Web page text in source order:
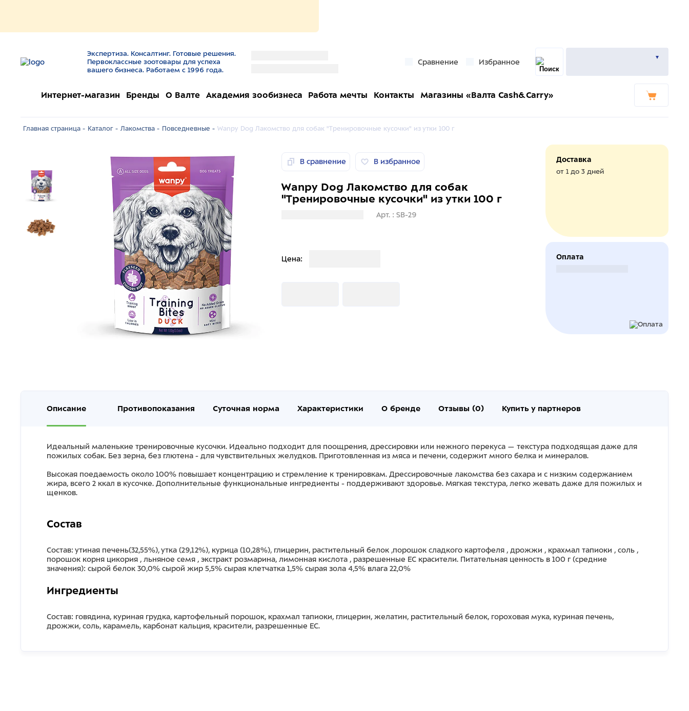
Экспертиза. Консалтинг. Готовые решения.
Первоклассные зоотовары для успеха
вашего бизнеса. Работаем с 1996 года.
Сравнение Избранное
Интернет-магазин Бренды О Валте Академия зообизнеса Работа мечты Контакты Магазины «Валта Cash&Carry»
Главная страница - Каталог - Лакомства - Повседневные - Wanpy Dog Лакомство для собак "Тренировочные кусочки" из утки 100 г
В сравнение В избранное
Wanpy Dog Лакомство для собак
"Тренировочные кусочки" из утки 100 г
Арт. : SB-29
Цена:
Доставка
от 1 до 3 дней
Оплата
Описание Противопоказания Суточная норма Характеристики О бренде Отзывы (0) Купить у партнеров
Идеальный маленькие тренировочные кусочки. Идеально подходит для поощрения, дрессировки или нежного перекуса — текстура подходящая даже для
пожилых собак. Без зерна, без глютена - для чувствительных желудков. Приготовленная из мяса и печени, содержит много белка и минералов.
Высокая поедаемость около 100% повышает концентрацию и стремление к тренировкам. Дрессировочные лакомства без сахара и с низким содержанием
жира, всего 2 ккал в кусочке. Дополнительные функциональные ингредиенты - поддерживают здоровье. Мягкая текстура, легко жевать даже для пожилых и
щенков.
Состав
Состав: утиная печень(32,55%), утка (29,12%), курица (10,28%), глицерин, растительный белок ,порошок сладкого картофеля , дрожжи , крахмал тапиоки , соль ,
порошок корня цикория , льняное семя , экстракт розмарина, лимонная кислота , разрешенные ЕС красители. Питательная ценность в 100 г (средние
значения): сырой белок 30,0% сырой жир 5,5% сырая клетчатка 1,5% сырая зола 4,5% влага 22,0%
Ингредиенты
Состав: говядина, куриная грудка, картофельный порошок, крахмал тапиоки, глицерин, желатин, растительный белок, гороховая мука, куриная печень,
дрожжи, соль, карамель, карбонат кальция, красители, разрешенные ЕС.